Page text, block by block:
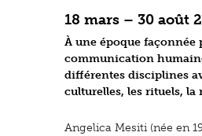
18 mars – 30 août
À une époque façonnée
communication
différentes disciplines
culturelles, les rituels, la
Angelica Mesiti (née en